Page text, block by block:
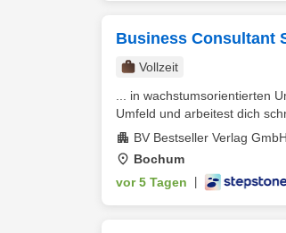
Business Consultant
Vollzeit
... in wachstumsorientierten
Umfeld und arbeitest dich
BV Bestseller Verlag GmbH
Bochum
vor 5 Tagen